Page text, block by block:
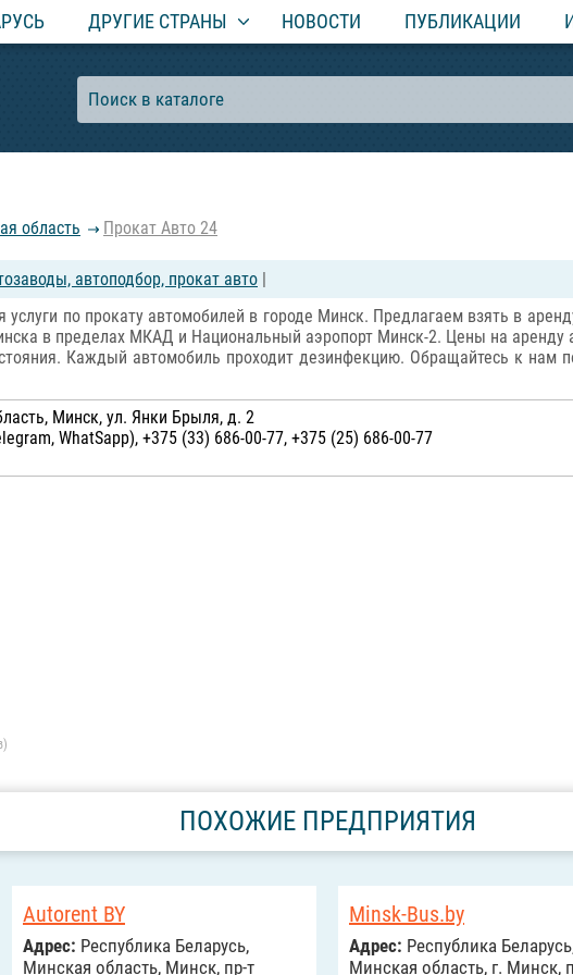
ДРУГИЕ СТРАНЫ НОВОСТИ ПУБЛИКАЦИИ
область Прокат Авто 24
автоподбор, прокат авто |
по прокату автомобилей в городе Минск. Предлагаем взять в
в пределах МКАД и Национальный аэропорт Минск-2. Цены на аренду
Каждый автомобиль проходит дезинфекцию. Обращайтесь к нам
Минск, ул. Янки Брыля, д. 2
WhatSapp), +375 (33) 686-00-77, +375 (25) 686-00-77
ПОХОЖИЕ ПРЕДПРИЯТИЯ
Autorent BY
Адрес: Республика Беларусь,
Минская область, Минск, пр-т
Minsk-Bus.by
Адрес: Республика
Минская область, г. Минск,